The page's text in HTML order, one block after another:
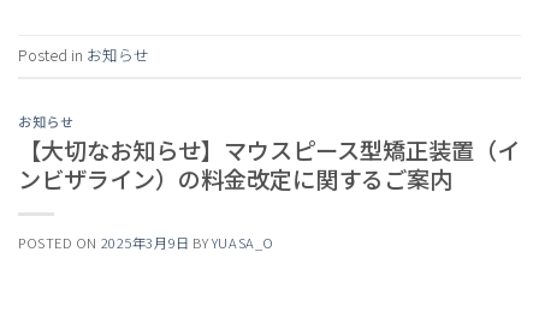
Posted in お知らせ
お知らせ
【大切なお知らせ】マウスピース型矯正装置（イ
ンビザライン）の料金改定に関するご案内
POSTED ON 2025年3月9日 BYYUASA_O